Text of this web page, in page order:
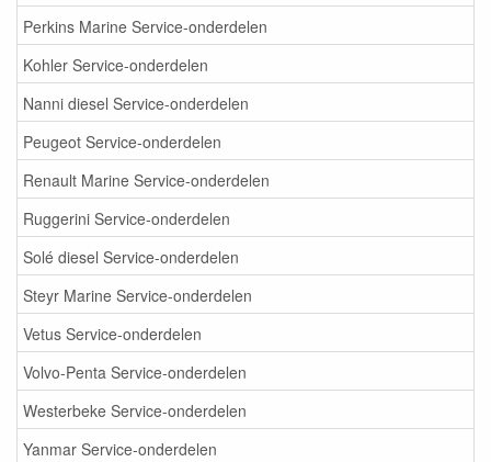
Perkins Marine Service-onderdelen
Kohler Service-onderdelen
Nanni diesel Service-onderdelen
Peugeot Service-onderdelen
Renault Marine Service-onderdelen
Ruggerini Service-onderdelen
Solé diesel Service-onderdelen
Steyr Marine Service-onderdelen
Vetus Service-onderdelen
Volvo-Penta Service-onderdelen
Westerbeke Service-onderdelen
Yanmar Service-onderdelen